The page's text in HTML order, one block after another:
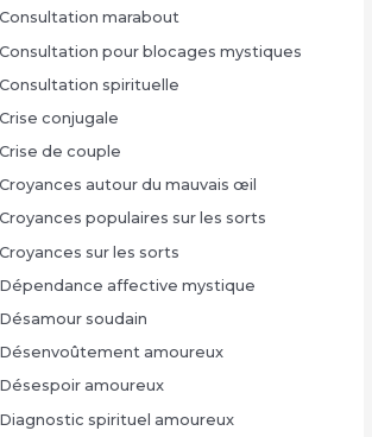
marabout
pour blocages mystiques
spirituelle
conjugale
de couple
autour du mauvais œil
populaires sur les sorts
sur les sorts
affective mystique
soudain
amoureux
amoureux
spirituel amoureux